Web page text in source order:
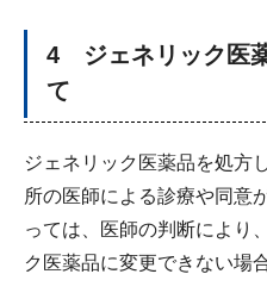
4 ジェネリック医
て
ジェネリック医薬品を処方
所の医師による診療や同意
っては、医師の判断により
ク医薬品に変更できない場